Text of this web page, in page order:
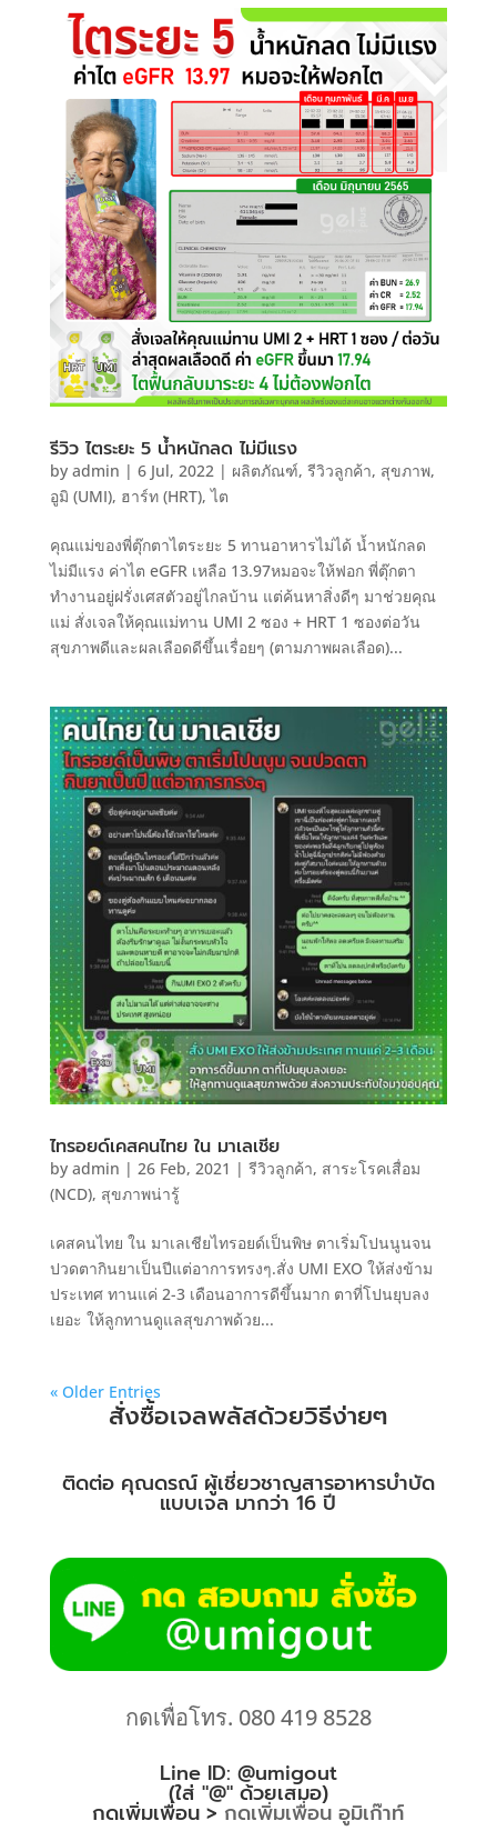
รีวิว ไตระยะ 5 น้ำหนักลด ไม่มีแรง
by admin | 6 Jul, 2022 | ผลิตภัณฑ์, รีวิวลูกค้า, สุขภาพ,
อูมิ (UMI), ฮาร์ท (HRT),ไต
คุณแม่ของพี่ตุ๊กตาไตระยะ 5 ทานอาหารไม่ได้ น้ำหนักลด
ไม่มีแรง ค่าไต eGFR เหลือ 13.97หมอจะให้ฟอก พี่ตุ๊กตา
ทำงานอยู่ฝรั่งเศสตัวอยู่ไกลบ้าน แต่ค้นหาสิ่งดีๆ มาช่วยคุณ
แม่ สั่งเจลให้คุณแม่ทาน UMI 2 ซอง + HRT 1 ซองต่อวัน
สุขภาพดีและผลเลือดดีขึ้นเรื่อยๆ (ตามภาพผลเลือด)...
ไทรอยด์เคสคนไทย ใน มาเลเชีย
by admin | 26 Feb, 2021 | รีวิวลูกค้า, สาระโรคเสื่อม
(NCD), สุขภาพน่ารู้
เคสคนไทย ใน มาเลเชียไทรอยด์เป็นพิษ ตาเริ่มโปนนูนจน
ปวดตากินยาเป็นปีแต่อาการทรงๆ.สั่ง UMI EXO ให้ส่งข้าม
ประเทศ ทานแค่ 2-3 เดือนอาการดีขึ้นมาก ตาที่โปนยุบลง
เยอะ ให้ลูกทานดูแลสุขภาพด้วย...
« Older Entries
สั่งซื้อเจลพลัสด้วยวิธีง่ายๆ
ติดต่อ คุณดรณ์ ผู้เชี่ยวชาญสารอาหารบำบัด
แบบเจล มากว่า 16 ปี
กดเพื่อโทร. 080 419 8528
Line ID: @umigout
(ใส่ "@" ด้วยเสมอ)
กดเพิ่มเพื่อน > กดเพิ่มเพื่อน อูมิเก๊าท์